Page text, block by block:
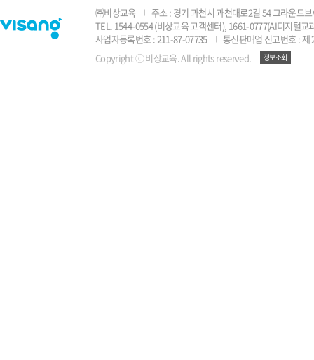
㈜비상교육
주소 : 경기 과천시 과천대로2길 54 그라운드
TEL. 1544-0554 (비상교육 고객센터), 1661-0777(AI디지털교
사업자등록번호 : 211-87-07735
통신판매업 신고번호 :
Copyright ⓒ 비상교육. All rights reserved.
정보조회